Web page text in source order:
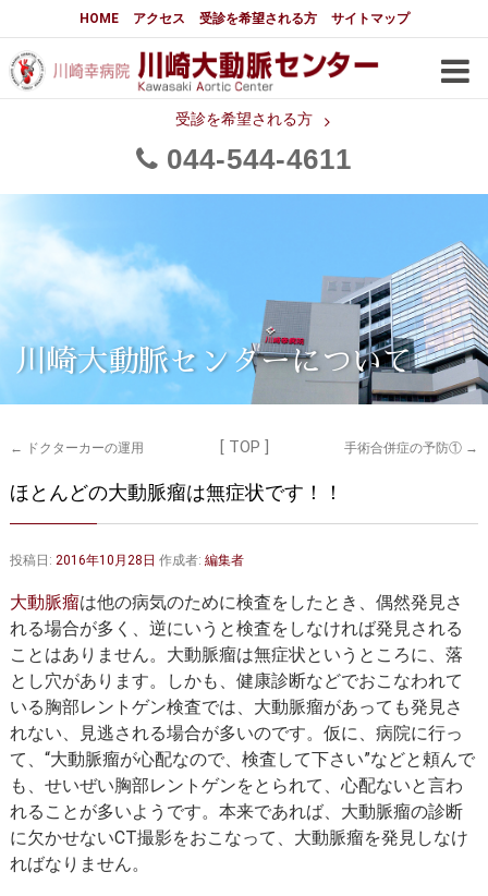
HOME アクセス 受診を希望される方 サイトマップ
受診を希望される方
044 544 4611
大動脈センターについて
はじめに 大動脈センターについて
メディアでの紹介
都道府県別患者マップ 都道府県別紹介病院
大動脈瘤について 基本編
3分でわかる大動脈瘤・大動脈
大動脈瘤
大動脈解離（解離性大動脈瘤）
胸部大動脈瘤の治療
腹部大動脈瘤の治療 急性大動脈解離の治療
大動脈弁・大動脈基部の治療 ステントグラフトによる治療
大動脈瘤について 詳細編
胸部大動脈瘤 胸腹部大動脈瘤
腹部大動脈瘤 大動脈解離
ステントグラフトによる治療 年齢・余病
マルファン症候群
診察をご希望の方へ
川崎大動脈センターについて
← ドクターカーの運用 [ TOP ] 手術合併症の予防① →
ほとんどの大動脈瘤は無症状です！！
投稿日: 2016年10月28日 作成者: 編集者
大動脈瘤は他の病気のために検査をしたとき、偶然発見さ
れる場合が多く、逆にいうと検査をしなければ発見される
ことはありません。大動脈瘤は無症状というところに、落
とし穴があります。しかも、健康診断などでおこなわれて
いる胸部レントゲン検査では、大動脈瘤があっても発見さ
れない、見逃される場合が多いのです。仮に、病院に行っ
て、“大動脈瘤が心配なので、検査して下さい”などと頼んで
も、せいぜい胸部レントゲンをとられて、心配ないと言わ
れることが多いようです。本来であれば、大動脈瘤の診断
に欠かせないCT撮影をおこなって、大動脈瘤を発見しなけ
ればなりません。